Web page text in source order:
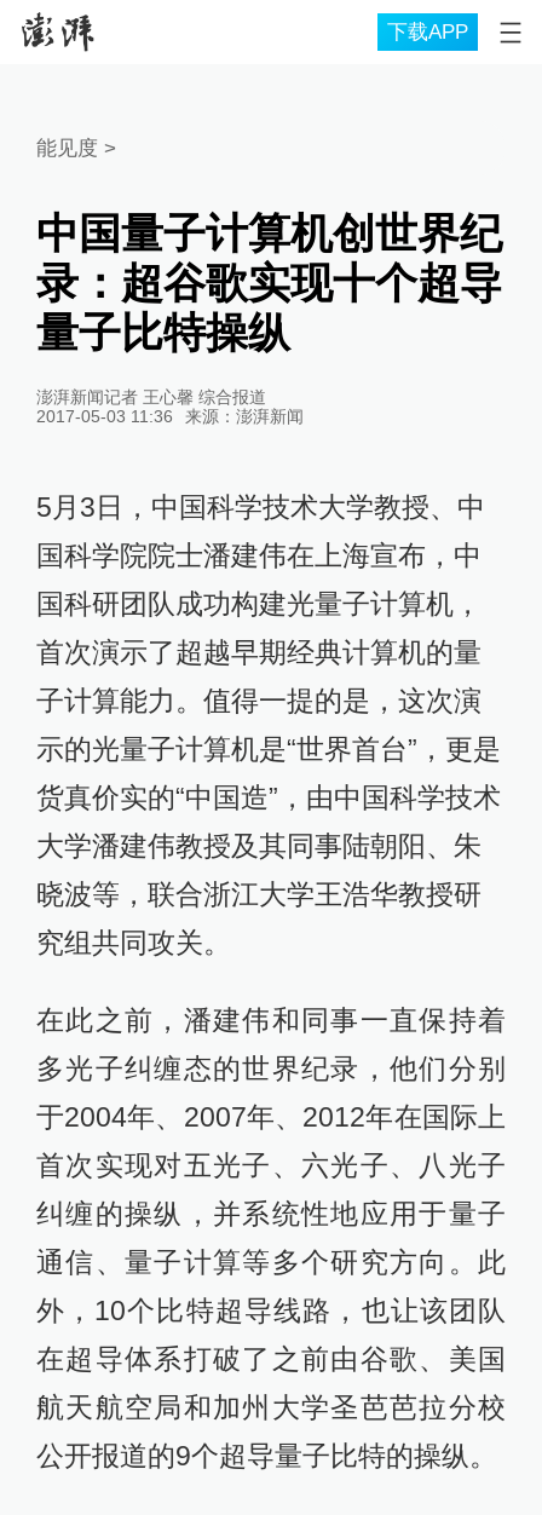
下载APP
能见度 >
中国量子计算机创世界纪
录：超谷歌实现十个超导
量子比特操纵
澎湃新闻记者 王心馨 综合报道
2017-05-03 11:36
来源： 澎湃新闻
5月3日，中国科学技术大学教授、中
国科学院院士潘建伟在上海宣布，中
国科研团队成功构建光量子计算机，
首次演示了超越早期经典计算机的量
子计算能力。值得一提的是，这次演
示的光量子计算机是“世界首台”，更是
货真价实的“中国造”，由中国科学技术
大学潘建伟教授及其同事陆朝阳、朱
晓波等，联合浙江大学王浩华教授研
究组共同攻关。
在此之前，潘建伟和同事一直保持着
多光子纠缠态的世界纪录，他们分别
于2004年、2007年、2012年在国际上
首次实现对五光子、六光子、八光子
纠缠的操纵，并系统性地应用于量子
通信、量子计算等多个研究方向。此
外，10个比特超导线路，也让该团队
在超导体系打破了之前由谷歌、美国
航天航空局和加州大学圣芭芭拉分校
公开报道的9个超导量子比特的操纵。